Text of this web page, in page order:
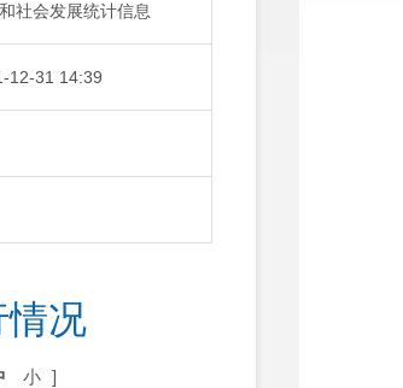
社会发展统计信息
12-31 14:39
况
小 ]